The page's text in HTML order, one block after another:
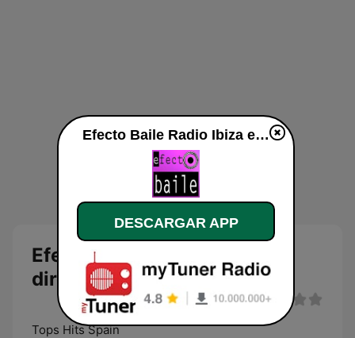
Efecto Baile Radio Ibiza en
directo
Tops Hits Spain
Efecto Baile Radio Ibiza en vivo
DESCARGAR APP